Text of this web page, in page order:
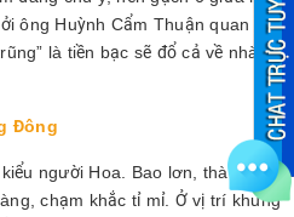
ông Huỳnh Cẩm Thuận quan
là tiền bạc sẽ đổ cả về nhà
Đông
người Hoa. Bao lơn, thành
chạm khắc tỉ mỉ. Ở vị trí khung